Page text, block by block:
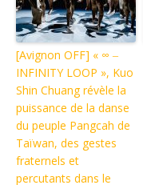
[Avignon OFF] « ∞ ‒
INFINITY LOOP », Kuo
Shin Chuang révèle la
puissance de la danse
du peuple Pangcah de
Taïwan, des gestes
fraternels et
percutants dans le